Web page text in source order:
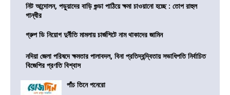
নিট আন্দোলন, পড়ুয়াদের বাড়ি গুন্ডা পাঠিয়ে ক্ষমা চাওয়ানো হচ্ছে : তোপ রাহুল
গান্ধীর
গ্রুপ ডি নিয়োগ দুর্নীতি মামলায় চার্জশিটে নাম থাকাদের জামিন
নদিয়া জেলা পরিষদে ক্ষমতার পালাবদল, বিনা প্রতিদ্বন্দ্বিতায় সভাধিপতি নির্বাচিত
বিজেপির প্রণতি বিশ্বাস
পাঁচ তিনে পনেরো